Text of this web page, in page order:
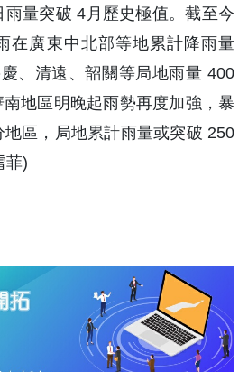
量突破 4月歷史極值。截至今
在廣東中北部等地累計降雨量
、清遠、韶關等局地雨量 400
地區明晚起雨勢再度加強，暴
區，局地累計雨量或突破 250
菲)